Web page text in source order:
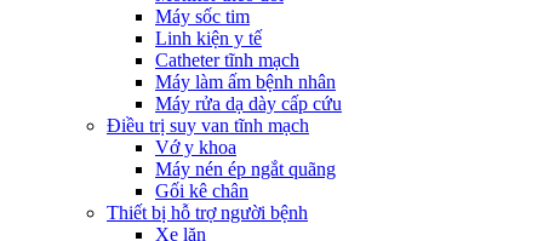
Máy sốc tim
Linh kiện y tế
Catheter tĩnh mạch
Máy làm ấm bệnh nhân
Máy rửa dạ dày cấp cứu
Điều trị suy van tĩnh mạch
Vớ y khoa
Máy nén ép ngắt quãng
Gối kê chân
Thiết bị hỗ trợ người bệnh
Xe lăn